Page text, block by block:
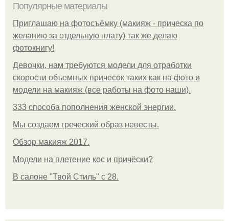
Популярные материалы
Приглашаю на фотосъёмку (макияж - прическа по
желанию за отдельную плату) так же делаю
фотокнигу!
Девочки, нам требуются модели для отработки
скорости объемных причесок таких как на фото и
модели на макияж (все работы на фото наши).
333 способа пополнения женской энергии.
Мы создаем греческий образ невесты.
Обзор макияж 2017.
Модели на плетение кос и причёски?
В салоне "Твой Стиль" с 28.